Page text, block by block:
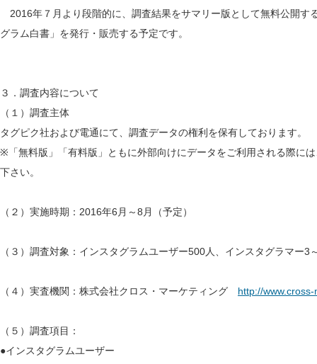
2016年７月より段階的に、調査結果をサマリー版として無料公開す
グラム白書」を発行・販売する予定です。
３．調査内容について
（１）調査主体
タグピク社および電通にて、調査データの権利を保有しております。
※「無料版」「有料版」ともに外部向けにデータをご利用される際に
下さい。
（２）実施時期：2016年6月～8月（予定）
（３）調査対象：インスタグラムユーザー500人、インスタグラマー3
（４）実査機関：株式会社クロス・マーケティング http://
（５）調査項目：
●インスタグラムユーザー